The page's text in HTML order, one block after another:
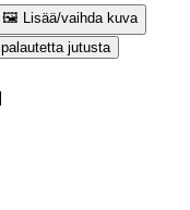
🖼 Lisää/vaihda kuva
jutusta